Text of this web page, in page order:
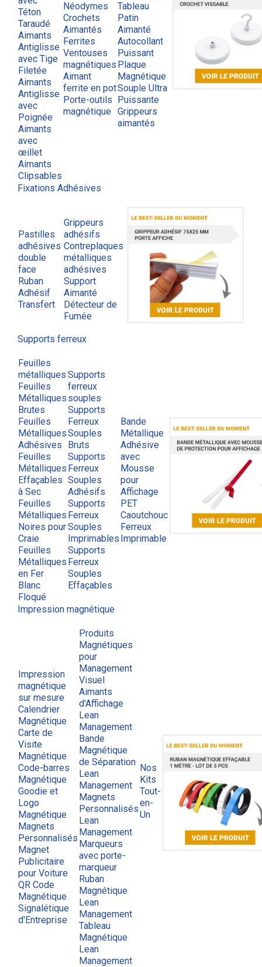
Téton
Taraudé
Aimants
Antiglisse
avec Tige
Filetée
Aimants
Antiglisse
avec
Poignée
Aimants
avec
œillet
Aimants
Clipsables
Néodymes
Crochets
Aimantés
Ferrites
Ventouses
magnétiques
Aimant
ferrite en pot
Porte-outils
magnétique
Tableau
Patin
Aimanté
Autocollant
Puissant
Plaque
Magnétique
Souple Ultra
Puissante
Grippeurs
aimantés
Fixations Adhésives
Pastilles
adhésives
double
face
Ruban
Adhésif
Transfert
Grippeurs
adhésifs
Contreplaques
métalliques
adhésives
Support
Aimanté
Détecteur de
Fumée
Supports ferreux
Feuilles
métalliques
Feuilles
Métalliques
Brutes
Feuilles
Métalliques
Adhésives
Feuilles
Métalliques
Effaçables
à Sec
Feuilles
Métalliques
Noires pour
Craie
Feuilles
Métalliques
en Fer
Blanc
Floqué
Supports
ferreux
souples
Supports
Ferreux
Souples
Bruts
Supports
Ferreux
Souples
Adhésifs
Supports
Ferreux
Souples
Imprimables
Supports
Ferreux
Souples
Effaçables
Bande
Métallique
Adhésive
avec
Mousse
pour
Affichage
PET
Caoutchouc
Ferreux
Imprimable
Impression magnétique
Impression
magnétique
sur mesure
Calendrier
Magnétique
Carte de
Visite
Magnétique
Code-barres
Magnétique
Goodie et
Logo
Magnétique
Magnets
Personnalisés
Magnet
Publicitaire
pour Voiture
QR Code
Magnétique
Signalétique
d'Entreprise
Produits
Magnétiques
pour
Management
Visuel
Aimants
d'Affichage
Lean
Management
Bande
Magnétique
de Séparation
Lean
Management
Magnets
Personnalisés
Lean
Management
Marqueurs
avec porte-
marqueur
Ruban
Magnétique
Lean
Management
Tableau
Magnétique
Lean
Management
Nos
Kits
Tout-
en-
Un